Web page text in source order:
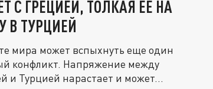
С ГРЕЦИЕЙ, ТОЛКАЯ ЕЁ НА
В ТУРЦИЕЙ
мира может вспыхнуть еще один
конфликт. Напряжение между
и Турцией нарастает и может...